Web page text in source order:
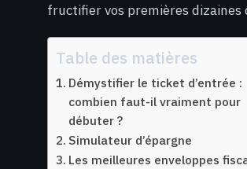
fructifier vos premières dizaines
Table des matières
Démystifier le ticket d’entrée :
combien faut-il vraiment pour
débuter ?
Simulateur d’épargne
Les meilleures enveloppes